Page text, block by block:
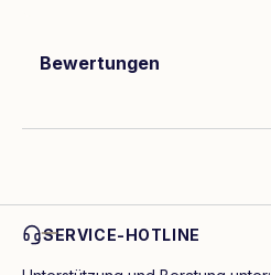
Bewertungen
SERVICE-HOTLINE